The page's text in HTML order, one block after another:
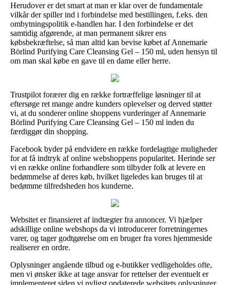
Herudover er det smart at man er klar over de fundamentale
vilkår der spiller ind i forbindelse med bestillingen, f.eks. den
ombytningspolitik e-handlen har. I den forbindelse er det
samtidig afgørende, at man permanent sikrer ens
købsbekræftelse, så man altid kan bevise købet af Annemarie
Börlind Purifying Care Cleansing Gel – 150 ml, uden hensyn til
om man skal købe en gave til en dame eller herre.
Trustpilot forærer dig en række fortræffelige løsninger til at
eftersøge ret mange andre kunders oplevelser og derved støtter
vi, at du sonderer online shoppens vurderinger af Annemarie
Börlind Purifying Care Cleansing Gel – 150 ml inden du
færdiggør din shopping.
Facebook byder på endvidere en række fordelagtige muligheder
for at få indtryk af online webshoppens popularitet. Herinde ser
vi en række online forhandlere som tilbyder folk at levere en
bedømmelse af deres køb, hvilket ligeledes kan bruges til at
bedømme tilfredsheden hos kunderne.
Websitet er finansieret af indtægter fra annoncer. Vi hjælper
adskillige online webshops da vi introducerer forretningernes
varer, og tager godtgørelse om en bruger fra vores hjemmeside
realiserer en ordre.
Oplysninger angående tilbud og e-butikker vedligeholdes ofte,
men vi ønsker ikke at tage ansvar for rettelser der eventuelt er
implementeret siden vi nyligst opdaterede websitets oplysninger.